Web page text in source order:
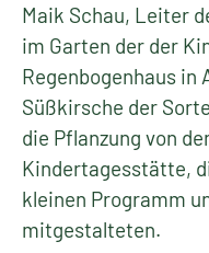
Maik Schau, Leiter
im Garten der der
Regenbogenhaus in
Süßkirsche der
die Pflanzung von
Kindertagesstätte,
kleinen Programm
mitgestalteten.